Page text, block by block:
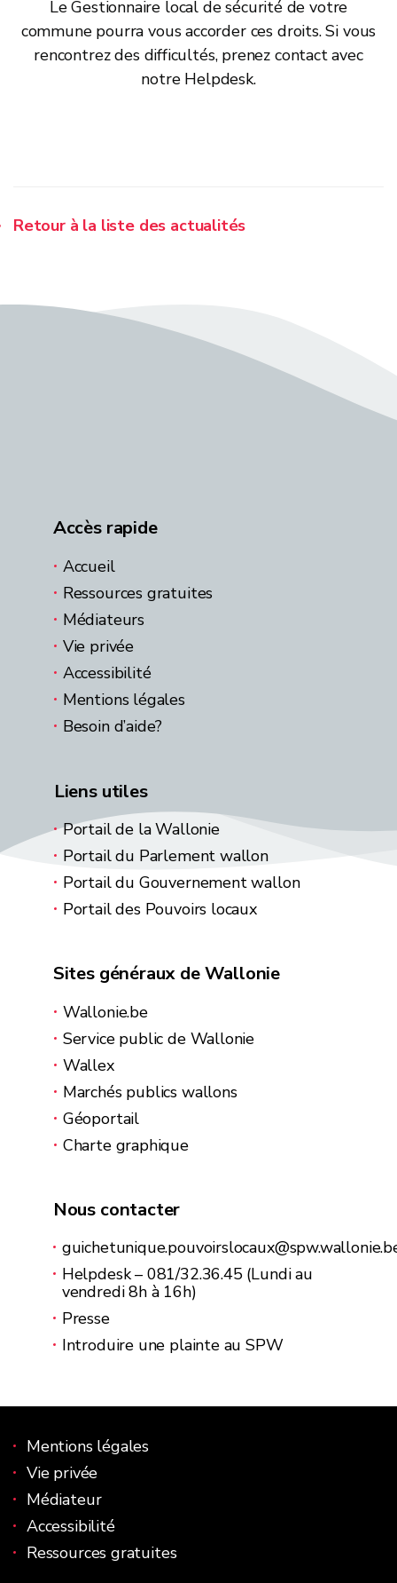
Le Gestionnaire local de sécurité de votre
commune pourra vous accorder ces droits. Si vous
rencontrez des difficultés, prenez contact avec
notre Helpdesk.
Retour à la liste des actualités
Accès rapide
Accueil
Ressources gratuites
Médiateurs
Vie privée
Accessibilité
Mentions légales
Besoin d’aide?
Liens utiles
Portail de la Wallonie
Portail du Parlement wallon
Portail du Gouvernement wallon
Portail des Pouvoirs locaux
Sites généraux de Wallonie
Wallonie.be
Service public de Wallonie
Wallex
Marchés publics wallons
Géoportail
Charte graphique
Nous contacter
Helpdesk – 081/32.36.45 (Lundi au
vendredi 8h à 16h)
Presse
Introduire une plainte au SPW
Mentions légales
Vie privée
Médiateur
Accessibilité
Ressources gratuites